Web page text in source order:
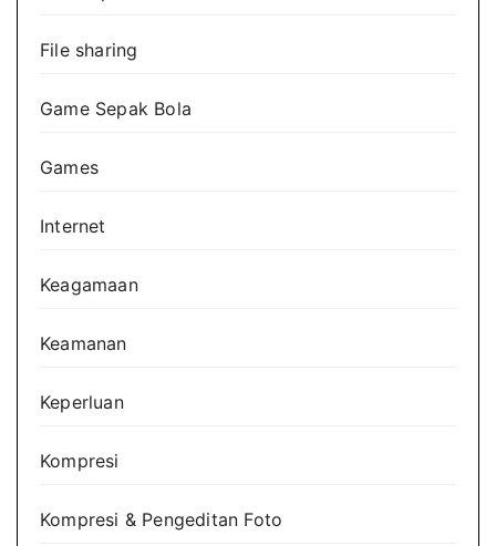
File sharing
Game Sepak Bola
Games
Internet
Keagamaan
Keamanan
Keperluan
Kompresi
Kompresi & Pengeditan Foto